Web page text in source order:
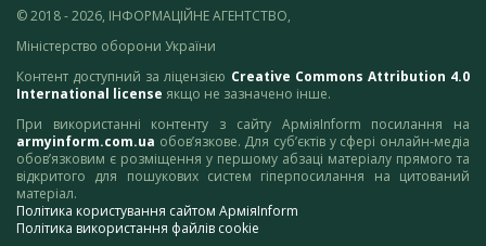
© 2018 - 2026, ІНФОРМАЦІЙНЕ АГЕНТСТВО,
Міністерство оборони України
Контент доступний за ліцензією Creative Commons Attribution 4.0
International license якщо не зазначено інше.
При використанні контенту з сайту АрміяInform посилання на
armyinform.com.ua обов’язкове. Для суб’єктів у сфері онлайн-медіа
обов’язковим є розміщення у першому абзаці матеріалу прямого та
відкритого для пошукових систем гіперпосилання на цитований
матеріал.
Політика користування сайтом АрміяInform
Політика використання файлів cookie